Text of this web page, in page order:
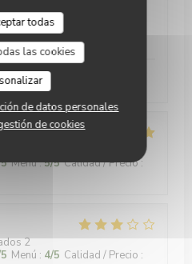
todas
las cookies
de datos personales
de cookies
3
Menú:5/5
!
Menú:5/5 Calidad / Precio:
2
Menú : 4/5 Calidad / Precio :